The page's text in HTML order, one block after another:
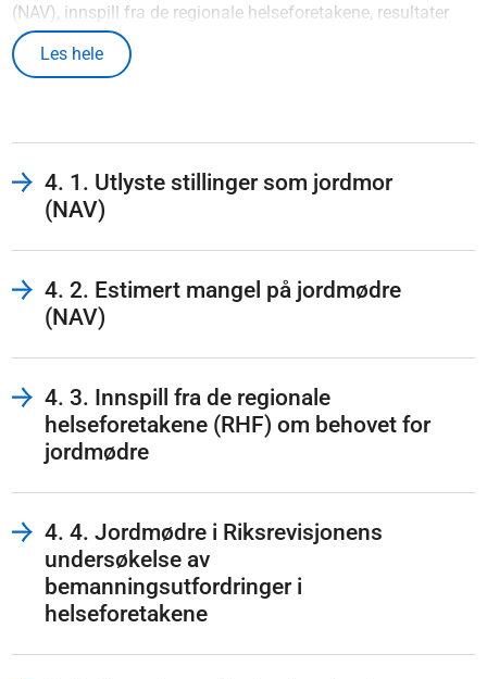
(NAV), innspill fra de regionale helseforetakene, resultater
fra Riksrevisjonens undersøkelse av
bemanningsutfordringer i helseforetakene fra 2019,
funn og anbefalinger fra rapportenEndring i fødepopulasjon
og konsekvenser for bemanning og finansieringssystem
innspill og medlemsundersøkelse fraJordmorforbundet NSF
Den norske jordmorforening
Les hele
4. 1. Utlyste stillinger som jordmor
(NAV)
4. 2. Estimert mangel på jordmødre
(NAV)
4. 3. Innspill fra de regionale
helseforetakene (RHF) om behovet for
jordmødre
4. 4. Jordmødre i Riksrevisjonens
undersøkelse av
bemanningsutfordringer i
helseforetakene